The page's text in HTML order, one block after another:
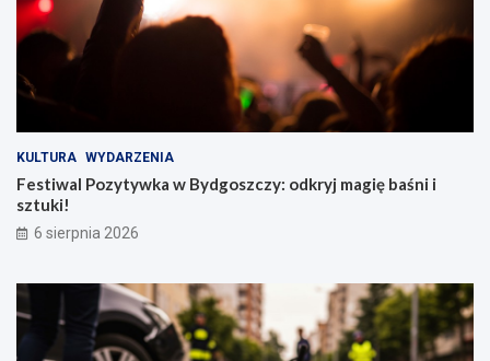
KULTURA WYDARZENIA
Festiwal Pozytywka w Bydgoszczy: odkryj magię baśni i
sztuki!
6 sierpnia 2026